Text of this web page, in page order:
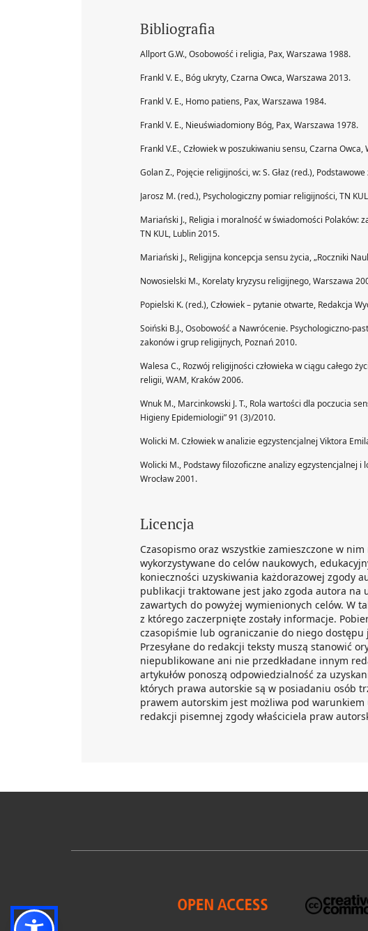
Bibliografia
Allport G.W., Osobowość i religia, Pax, Warszawa 1988.
Frankl V. E., Bóg ukryty, Czarna Owca, Warszawa 2013.
Frankl V. E., Homo patiens, Pax, Warszawa 1984.
Frankl V. E., Nieuświadomiony Bóg, Pax, Warszawa 1978.
Frankl V.E., Człowiek w poszukiwaniu sensu, Czarna
Golan Z., Pojęcie religijności, w: S. Głaz (red.),
Jarosz M. (red.), Psychologiczny pomiar religijności, TN
Mariański J., Religia i moralność w świadomości Polaków:
TN KUL, Lublin 2015.
Mariański J., Religijna koncepcja sensu życia, „Roczniki
Nowosielski M., Korelaty kryzysu religijnego, Warszawa
Popielski K. (red.), Człowiek – pytanie otwarte, Redakcja
Soiński B.J., Osobowość a Nawrócenie. Psychologiczno-
zakonów i grup religijnych, Poznań 2010.
Walesa C., Rozwój religijności człowieka w ciągu całego
religii, WAM, Kraków 2006.
Wnuk M., Marcinkowski J. T., Rola wartości dla poczucia
Higieny Epidemiologii” 91 (3)/2010.
Wolicki M. Człowiek w analizie egzystencjalnej Viktora
Wolicki M., Podstawy filozoficzne analizy egzystencjalnej i
Wrocław 2001.
Licencja
Czasopismo oraz wszystkie zamieszczone w
wykorzystywane do celów naukowych,
konieczności uzyskiwania każdorazowej zgody
publikacji traktowane jest jako zgoda autora
zawartych do powyżej wymienionych celów. W
z którego zaczerpnięte zostały informacje.
czasopiśmie lub ograniczanie do niego dostępu
Przesyłane do redakcji teksty muszą stanowić
niepublikowane ani nie przedkładane innym
artykułów ponoszą odpowiedzialność za
których prawa autorskie są w posiadaniu osób
prawem autorskim jest możliwa pod
redakcji pisemnej zgody właściciela praw